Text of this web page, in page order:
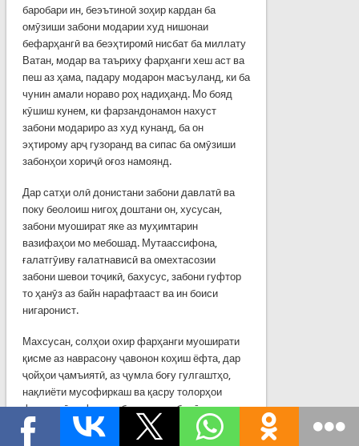
баробари ин, беэътиноӣ зоҳир кардан ба
омӯзиши забони модарии худ нишонаи
бефарҳангӣ ва беэҳтиромӣ нисбат ба миллату
Ватан, модар ва таъриху фарҳанги хеш аст ва
пеш аз ҳама, падару модарон масъуланд, ки ба
чунин амали нораво роҳ надиҳанд. Мо бояд
кӯшиш кунем, ки фарзандонамон нахуст
забони модариро аз худ кунанд, ба он
эҳтирому арҷ гузоранд ва сипас ба омӯзиши
забонҳои хориҷӣ оғоз намоянд.
Дар сатҳи олӣ донистани забони давлатӣ ва
поку беолоиш нигоҳ доштани он, хусусан,
забони муошират яке аз муҳимтарин
вазифаҳои мо мебошад. Мутаассифона,
ғалатгӯиву ғалатнависӣ ва омехтасозии
забони шевои тоҷикӣ, бахусус, забони гуфтор
то ҳанӯз аз байн нарафтааст ва ин боиси
нигаронист.
Махсусан, солҳои охир фарҳанги муоширати
қисме аз наврасону ҷавонон коҳиш ёфта, дар
ҷойҳои ҷамъиятӣ, аз ҷумла боғу гулгаштҳо,
нақлиёти мусофиркаш ва қасру толорҳои
фарҳангӣ алфози қабеҳу дағал ба гӯш
мерасад, ки ин амали нораво аз доираи
фарҳанг ва расму ойини мо берун мебошад.